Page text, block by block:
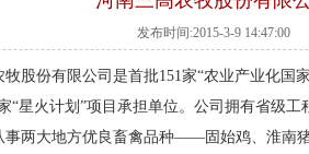
发布时间:2015-3-9 14:47:00
牧股份有限公司是首批151家“农业产业化国
“星火计划”项目承担单位。公司拥有省级
事两大地方优良畜禽品种——固始鸡、淮南